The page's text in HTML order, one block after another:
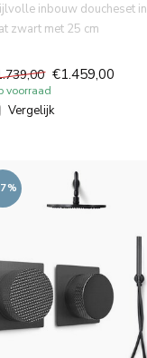
inbouw doucheset in
zwart met 25 cm
€1.459,00
voorraad
Vergelijk